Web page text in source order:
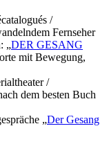
/
Fernseher
„DER GESANG
mit Bewegung,
/
dem besten Buch
„Der Gesang